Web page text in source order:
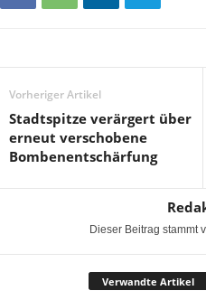
Vorheriger Artikel
Stadtspitze verärgert über
erneut verschobene
Bombenentschärfung
Dieser Beitrag stammt
Verwandte Artikel